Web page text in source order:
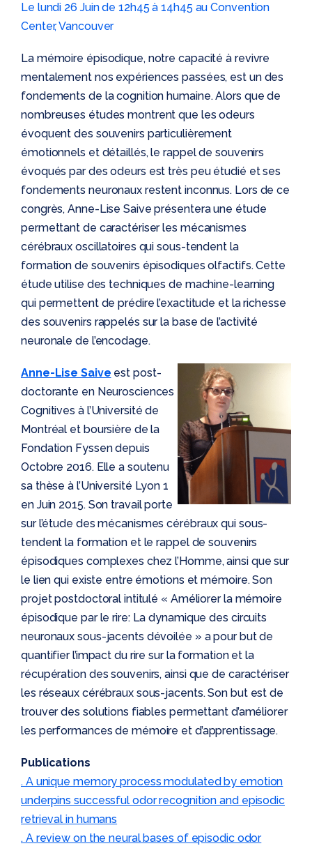
Le lundi 26 Juin de 12h45 à 14h45 au Convention
Center, Vancouver
La mémoire épisodique, notre capacité à revivre
mentalement nos expériences passées, est un des
fondements de la cognition humaine. Alors que de
nombreuses études montrent que les odeurs
évoquent des souvenirs particulièrement
émotionnels et détaillés, le rappel de souvenirs
évoqués par des odeurs est très peu étudié et ses
fondements neuronaux restent inconnus. Lors de ce
congrès, Anne-Lise Saive présentera une étude
permettant de caractériser les mécanismes
cérébraux oscillatoires qui sous-tendent la
formation de souvenirs épisodiques olfactifs. Cette
étude utilise des techniques de machine-learning
qui permettent de prédire l’exactitude et la richesse
des souvenirs rappelés sur la base de l’activité
neuronale de l’encodage.
Anne-Lise Saive est post-
doctorante en Neurosciences
Cognitives à l’Université de
Montréal et boursière de la
Fondation Fyssen depuis
Octobre 2016. Elle a soutenu
sa thèse à l’Université Lyon 1
en Juin 2015. Son travail porte
sur l’étude des mécanismes cérébraux qui sous-
tendent la formation et le rappel de souvenirs
épisodiques complexes chez l’Homme, ainsi que sur
le lien qui existe entre émotions et mémoire. Son
projet postdoctoral intitulé « Améliorer la mémoire
épisodique par le rire: La dynamique des circuits
neuronaux sous-jacents dévoilée » a pour but de
quantifier l’impact du rire sur la formation et la
récupération des souvenirs, ainsi que de caractériser
les réseaux cérébraux sous-jacents. Son but est de
trouver des solutions fiables permettant d’améliorer
les performances de mémoire et d’apprentissage.
Publications
. A unique memory process modulated by emotion
underpins successful odor recognition and episodic
retrieval in humans
. A review on the neural bases of episodic odor